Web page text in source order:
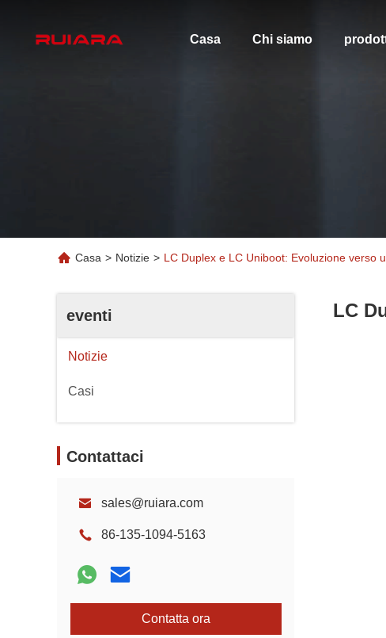
Casa Chi siamo
Casa > Notizie > LC Duplex e LC Uniboot: Evoluzione verso
eventi
Notizie
Casi
Contattaci
sales@ruiara.com
86-135-1094-5163
Contatta ora
LC